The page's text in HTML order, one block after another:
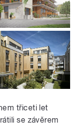
třiceti let
se závěrem